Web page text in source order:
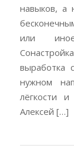
навыков, а
или иное
выработка
нужном
лёгкости
Алексей […]